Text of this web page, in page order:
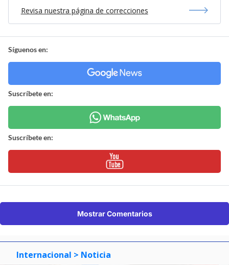
Revisa nuestra página de correcciones
Síguenos en:
Suscríbete en:
Suscríbete en:
Mostrar Comentarios
Internacional > Noticia